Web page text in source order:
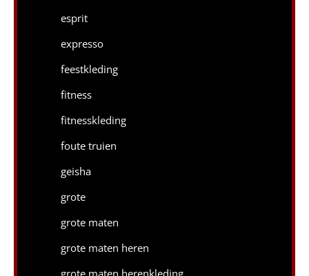
esprit
expresso
feestkleding
fitness
fitnesskleding
foute truien
geisha
grote
grote maten
grote maten heren
grote maten herenkleding